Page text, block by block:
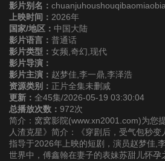
13
16
19
22 23
25 26
影片别名：
上映时间： 2026年
国家/地区： 中国大陆
影片语言： 普通话
影片类型： 女频,奇幻,现代
影片导演：
影片主演： 赵梦佳,李一鼎,李泽浩
资源类别： 正片全集未删减
更新： 全45集/2026-05-19 03:30:04
总播放次数： 972次
简介：窝窝影院(www.xn2001.com)为您
人渣克星》简介：《穿剧后，受气包秒
指导于2026年上映的短剧，演员赵梦佳,
世界中，傅鑫翰在妻子的表妹苏甜儿怀孕